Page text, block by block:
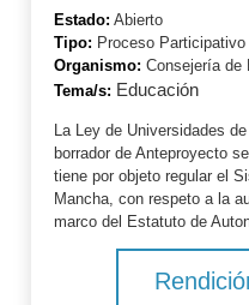
Estado: Abierto
Tipo: Proceso Participativo
Organismo: Consejería de
Tema/s: Educación
La Ley de Universidades
borrador de Anteproyecto
tiene por objeto regular el
Mancha, con respeto a la
marco del Estatuto de